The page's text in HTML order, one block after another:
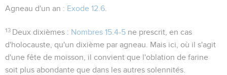
Agneau d'un an : Exode 12.6
13 Deux dixièmes : Nombres 15.4-5 ne prescrit, en cas
d'holocauste, qu'un dixième par agneau. Mais ici, où il s'agit
d'une fête de moisson, il convient que l'oblation de farine
soit plus abondante que dans les autres solennités.